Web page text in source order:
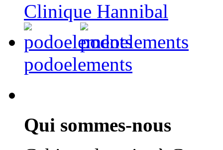
Clinique Hannibal
podoelements
Qui sommes-nous